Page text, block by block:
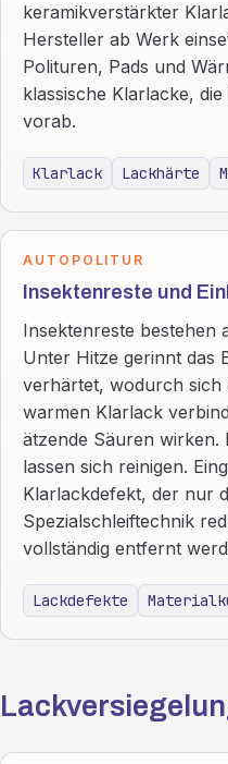
keramikverstärkter
Hersteller ab Werk
Polituren, Pads und
klassische Klarlacke,
vorab.
Klarlack Lackhärte
AUTOPOLITUR
Insektenreste und
Insektenreste bestehen
Unter Hitze gerinnt das
verhärtet, wodurch sich
warmen Klarlack
ätzende Säuren wirken.
lassen sich reinigen.
Klarlackdefekt, der nur
Spezialschleiftechnik
vollständig entfernt
Lackdefekte